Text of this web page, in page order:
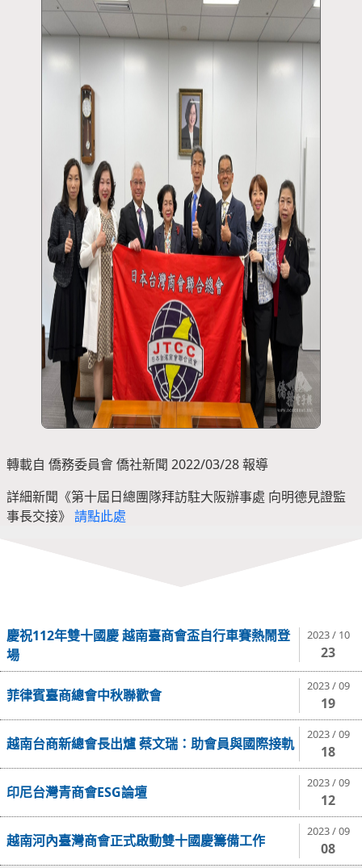
轉載自 僑務委員會 僑社新聞 2022/03/28 報導
詳細新聞《第十屆日總團隊拜訪駐大阪辦事處 向明德見證監
事長交接》 請點此處
慶祝112年雙十國慶 越南臺商會盃自行車賽熱鬧登
場
2023 / 10
23
菲律賓臺商總會中秋聯歡會
2023 / 09
19
越南台商新總會長出爐 蔡文瑞：助會員與國際接軌
2023 / 09
18
印尼台灣青商會ESG論壇
2023 / 09
12
越南河內臺灣商會正式啟動雙十國慶籌備工作
2023 / 09
08